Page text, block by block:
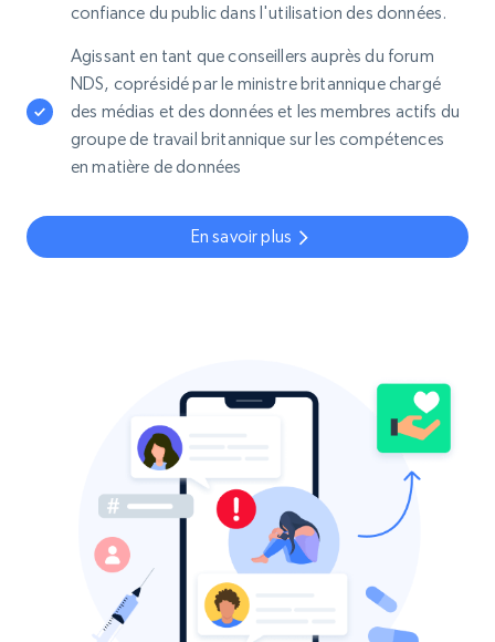
confiance du public dans l'utilisation des données.
Agissant en tant que conseillers auprès du forum
NDS, coprésidé par le ministre britannique chargé
des médias et des données et les membres actifs du
groupe de travail britannique sur les compétences
en matière de données
En savoir plus